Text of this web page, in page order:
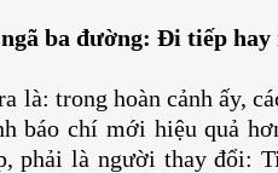
ba đường: Đi tiếp hay
là: trong hoàn cảnh ấy,
báo chí mới hiệu quả
phải là người thay đổi: